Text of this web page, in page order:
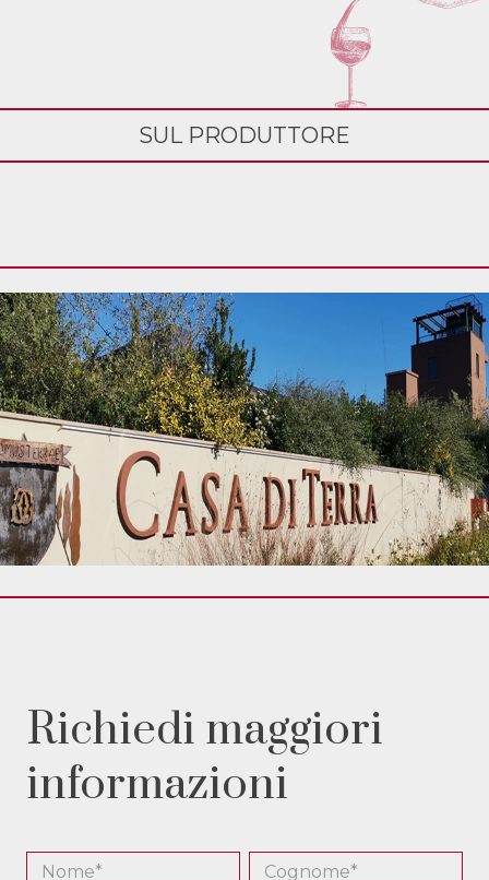
SUL PRODUTTORE
Richiedi maggiori
informazioni